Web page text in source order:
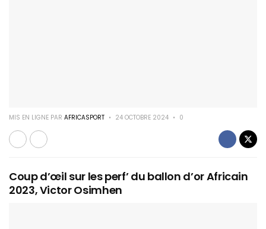
MIS EN LIGNE PAR AFRICASPORT 24 OCTOBRE 2024 0
Coup d’œil sur les perf’ du ballon d’or Africain
2023, Victor Osimhen